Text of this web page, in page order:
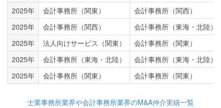
2025年
会計事務所（関東）
会計事務所（関西）
2025年
会計事務所（関西）
会計事務所（東海・北陸）
2025年
法人向けサービス（関東）
会計事務所（関東）
2025年
会計事務所（東海・北陸）
会計事務所（東海・北陸）
2025年
会計事務所（関東） 会計事務所（関東）
士業事務所業界や会計事務所業界のM&A仲介実績一覧